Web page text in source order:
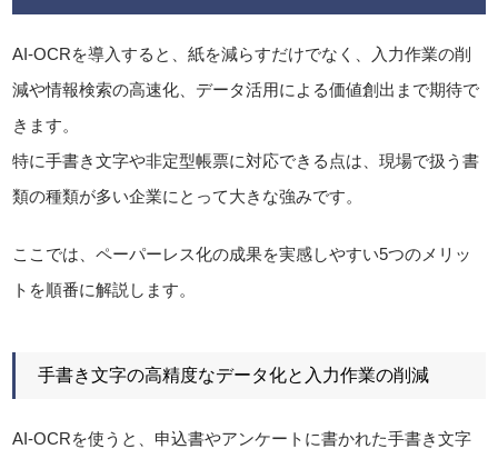
AI-OCRを導入すると、紙を減らすだけでなく、入力作業の削
減や情報検索の高速化、データ活用による価値創出まで期待で
きます。
特に手書き文字や非定型帳票に対応できる点は、現場で扱う書
類の種類が多い企業にとって大きな強みです。
ここでは、ペーパーレス化の成果を実感しやすい5つのメリッ
トを順番に解説します。
手書き文字の高精度なデータ化と入力作業の削減
AI-OCRを使うと、申込書やアンケートに書かれた手書き文字